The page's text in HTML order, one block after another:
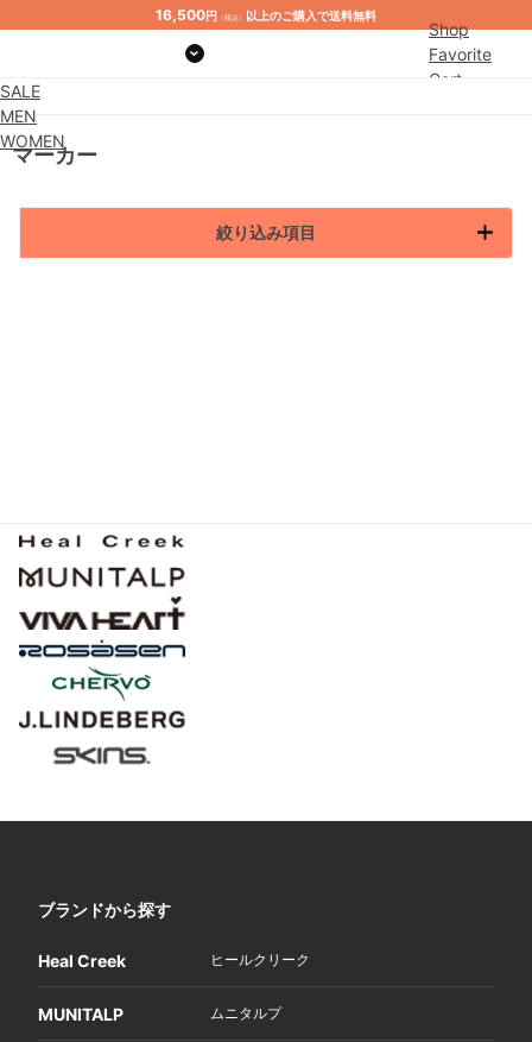
16,500円 （税込） 以上のご購入で送料無料
Shop
Favorite
Cart
SALE
MEN
WOMEN
マーカー
絞り込み項目
ブランドから探す
Heal Creek ヒールクリーク
MUNITALP ムニタルプ